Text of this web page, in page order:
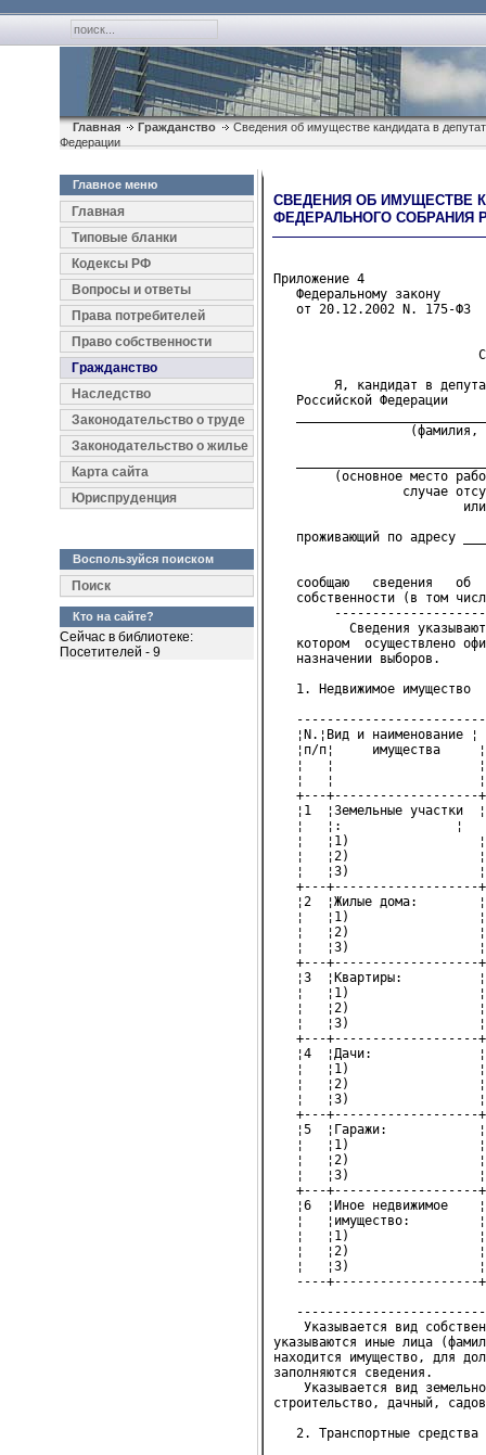
Главная Гражданство
Сведения об имуществе кандидата в
Федерации
Главное меню
Главная
Типовые бланки
Кодексы РФ
Вопросы и ответы
Права потребителей
Право собственности
Гражданство
Наследство
Законодательство о труде
Законодательство о жилье
Карта сайта
Юриспруденция
Воспользуйся поиском
Поиск
Кто на сайте?
Сейчас в библиотеке:
Посетителей - 9
СВЕДЕНИЯ ОБ ИМУЩЕСТВЕ
ФЕДЕРАЛЬНОГО СОБРАНИЯ
Приложение 4
Федеральному закону
от 20.12.2002 N. 175-ФЗ
СВЕДЕНИЯ ОБ
Я, кандидат в депутаты
Российской Федерации
(фамилия, имя,
(основное место работы
случае отсутствия
или службы -
проживающий по адресу
сообщаю   сведения   об
собственности (в том
Сведения указываются
котором  осуществлено
назначении выборов.
1. Недвижимое имущество
¦N.¦Вид и наименование ¦
¦п/п¦     имущества     ¦
¦   ¦                   ¦
¦   ¦                   ¦
+---+-------------------
¦1  ¦Земельные участки  ¦
¦   ¦:               ¦
¦   ¦1)                 ¦
¦   ¦2)                 ¦
¦   ¦3)                 ¦
+---+-------------------
¦2  ¦Жилые дома:        ¦
¦   ¦1)                 ¦
¦   ¦2)                 ¦
¦   ¦3)                 ¦
+---+-------------------
¦3  ¦Квартиры:          ¦
¦   ¦1)                 ¦
¦   ¦2)                 ¦
¦   ¦3)                 ¦
+---+-------------------
¦4  ¦Дачи:              ¦
¦   ¦1)                 ¦
¦   ¦2)                 ¦
¦   ¦3)                 ¦
+---+-------------------
¦5  ¦Гаражи:            ¦
¦   ¦1)                 ¦
¦   ¦2)                 ¦
¦   ¦3)                 ¦
+---+-------------------
¦6  ¦Иное недвижимое    ¦
¦   ¦имущество:         ¦
¦   ¦1)                 ¦
¦   ¦2)                 ¦
¦   ¦3)                 ¦
----+-------------------
Указывается вид
указываются иные лица
находится имущество, для
заполняются сведения.
Указывается вид
строительство, дачный,
2. Транспортные средства